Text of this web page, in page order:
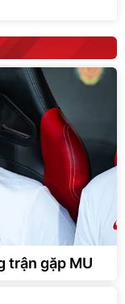
trận gặp MU